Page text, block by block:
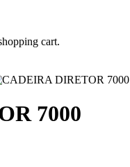
cart.
7000